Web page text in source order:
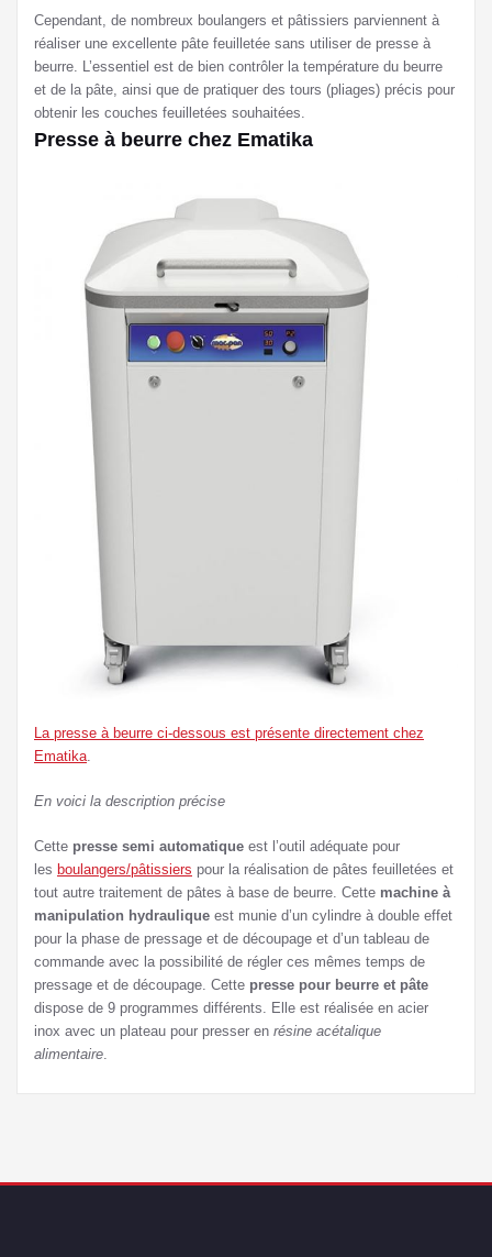
Cependant, de nombreux boulangers et pâtissiers parviennent à
réaliser une excellente pâte feuilletée sans utiliser de presse à
beurre. L’essentiel est de bien contrôler la température du beurre
et de la pâte, ainsi que de pratiquer des tours (pliages) précis pour
obtenir les couches feuilletées souhaitées.
Presse à beurre chez Ematika
La presse à beurre ci-dessous est présente directement chez
Ematika.
En voici la description précise
Cette presse semi automatique est l’outil adéquate pour
les boulangers/pâtissiers pour la réalisation de pâtes feuilletées et
tout autre traitement de pâtes à base de beurre. Cette machine à
manipulation hydraulique est munie d’un cylindre à double effet
pour la phase de pressage et de découpage et d’un tableau de
commande avec la possibilité de régler ces mêmes temps de
pressage et de découpage. Cette presse pour beurre et pâte
dispose de 9 programmes différents. Elle est réalisée en acier
inox avec un plateau pour presser en résine acétalique
alimentaire.